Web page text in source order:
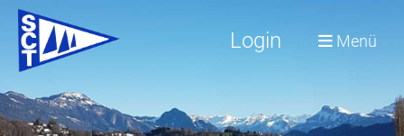
Login Menü